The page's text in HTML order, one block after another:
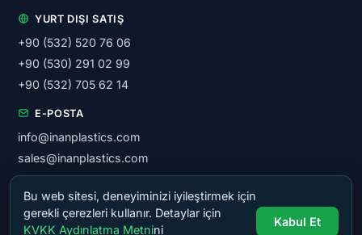
YURT DIŞI SATIŞ
+90 (532) 520 76 06
+90 (530) 291 02 99
+90 (532) 705 62 14
E-POSTA
info@inanplastics.com
sales@inanplastics.com
© 2026 İnan Plastik Makinaları San. ve Tic. A.Ş. — Tüm hakları
saklıdır.
Bu web sitesi, deneyiminizi iyileştirmek için
gerekli çerezleri kullanır. Detaylar için
KVKK Aydınlatma Metnini
Kabul Et